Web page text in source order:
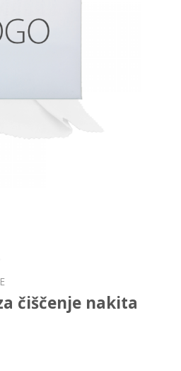
čiščenje nakita